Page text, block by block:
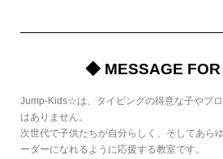
◆ MESSAGE
Jump-Kids☆は、タイピングの得意な子やプ
はありません。
次世代で子供たちが自分らしく、 そしてあら
ーダーになれるように応援する教室です。